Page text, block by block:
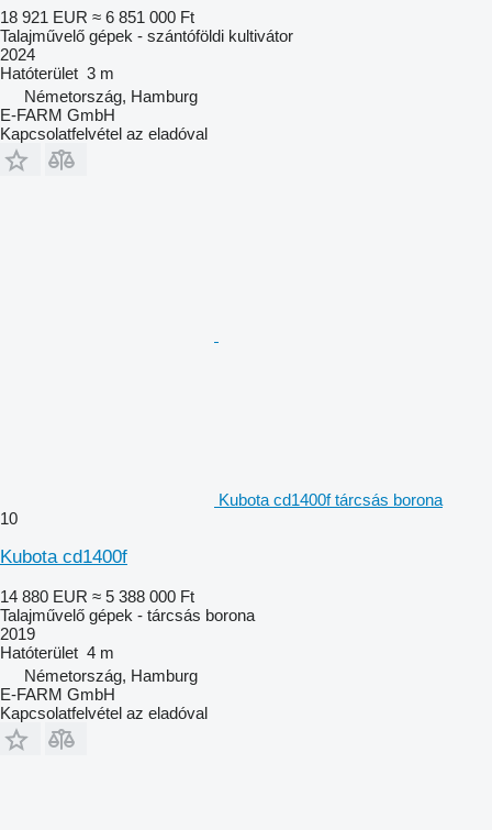
18 921 EUR ≈ 6 851 000 Ft
Talajművelő gépek - szántóföldi kultivátor
2024
Hatóterület 3 m
Németország, Hamburg
E-FARM GmbH
Kapcsolatfelvétel az eladóval
Kubota cd1400f tárcsás borona
10
Kubota cd1400f
14 880 EUR ≈ 5 388 000 Ft
Talajművelő gépek - tárcsás borona
2019
Hatóterület 4 m
Németország, Hamburg
E-FARM GmbH
Kapcsolatfelvétel az eladóval